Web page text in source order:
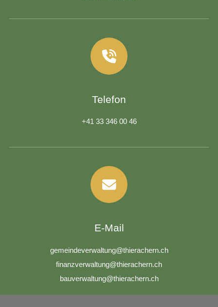
Telefon
+41 33 346 00 46
E-Mail
g m nd v rw lt ng th r ch rn ch
f n nzv rw lt ng th r ch rn ch
b
v rw lt ng th r ch rn ch